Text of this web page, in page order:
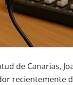
de Canarias,
recientemente